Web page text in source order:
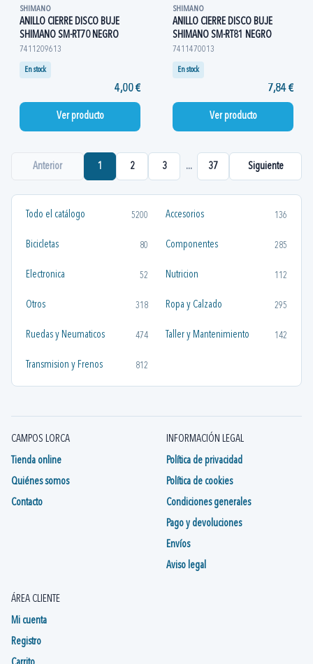
Todo el catálogo 5200 Accesorios 136
Bicicletas 80 Componentes 285
Electronica 52 Nutricion 112
Otros 318 Ropa y Calzado 295
Ruedas y Neumaticos 474 Taller y Mantenimiento 142
Transmision y Frenos 812
SHIMANO
ANILLO CIERRE DISCO BUJE
SHIMANO SM-RT70 NEGRO
7411209613
En stock
4,00 €
Ver producto
SHIMANO
ANILLO CIERRE DISCO BUJE
SHIMANO SM-RT81 NEGRO
7411470013
En stock
7,84 €
Ver producto
Anterior 1 2 3 ... 37 Siguiente
CAMPOS LORCA
Tienda online
Quiénes somos
Contacto
INFORMACIÓN LEGAL
Política de privacidad
Política de cookies
Condiciones generales
Pago y devoluciones
Envíos
Aviso legal
ÁREA CLIENTE
Mi cuenta
Registro